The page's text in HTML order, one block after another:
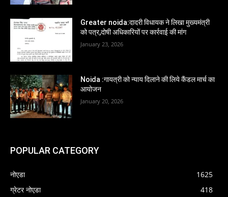
Greater noida:दादरी विधायक ने लिखा मुख्यमंत्री
को पत्र,दोषी अधिकारियों पर कार्रवाई की मांग
January 23, 2026
Noida :गायत्री को न्याय दिलाने की लिये कैंडल मार्च का
आयोजन
January 20, 2026
POPULAR CATEGORY
नोएडा
1625
ग्रेटर नोएडा
418